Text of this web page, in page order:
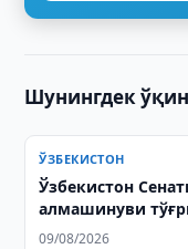
Шунингдек
ЎЗБЕКИСТОН
Ўзбекистон
алмашинуви
қилди
09/08/2026